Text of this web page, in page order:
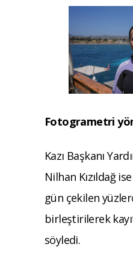
Fotogrametri
Kazı Başkanı
Nilhan Kızıldağ
gün çekilen
birleştirilerek
söyledi.